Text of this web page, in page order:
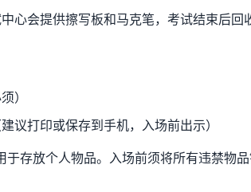
心会提供擦写板和马克笔，考试结束后回
）
议打印或保存到手机，入场前出示）
于存放个人物品。入场前须将所有违禁物